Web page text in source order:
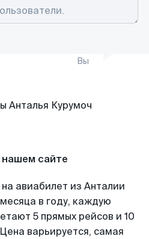
Вы
нашем сайте
авиабилет из Анталии
в году, каждую
5 прямых рейсов и 10
варьируется, самая